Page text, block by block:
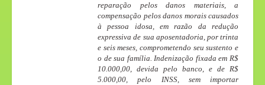
reparação pelos danos materiais, a
compensação pelos danos morais causados
à pessoa idosa, em razão da redução
expressiva de sua aposentadoria, por trinta
e seis meses, comprometendo seu sustento e
o de sua família. Indenização fixada em R$
10.000,00, devida pelo banco, e de R$
5.000,00, pelo INSS, sem importar